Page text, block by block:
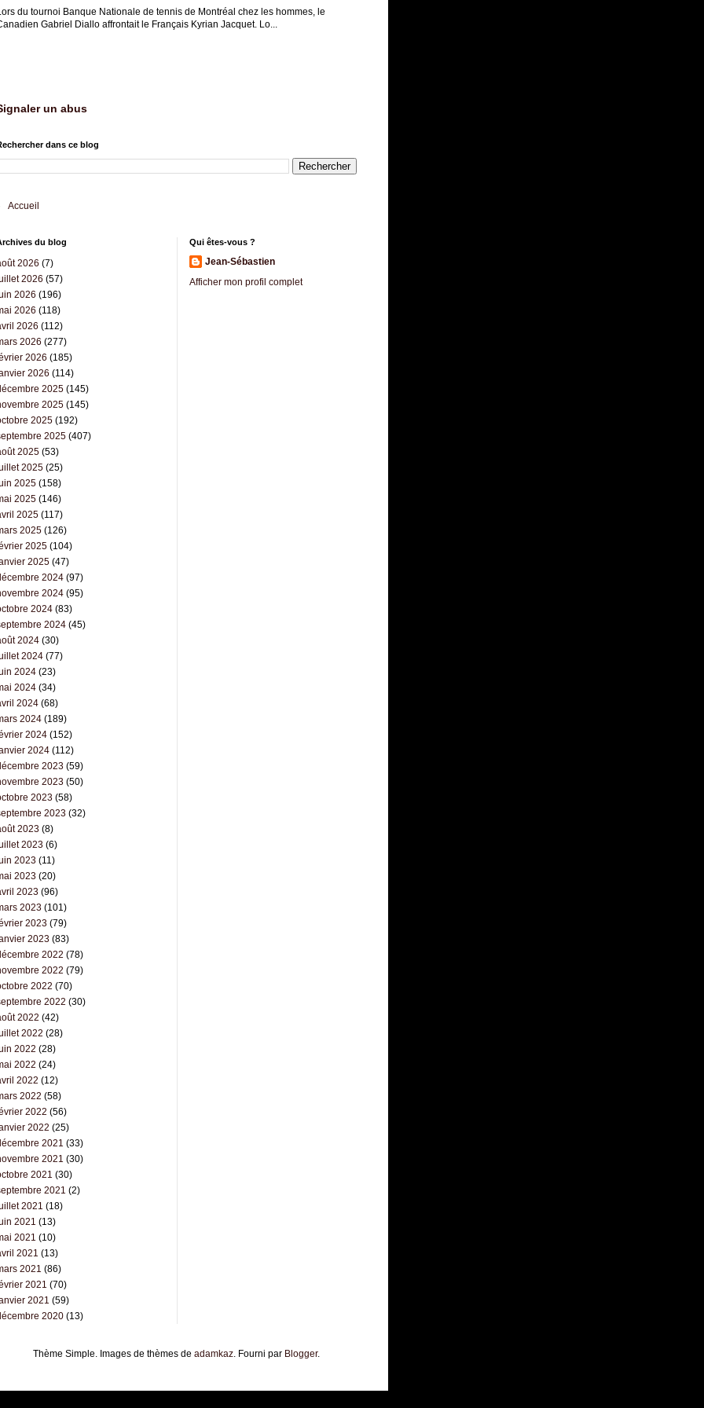
du tournoi Banque Nationale de tennis de Montréal chez les hommes, le
Gabriel Diallo affrontait le Français Kyrian Jacquet. Lo...
un abus
dans ce blog
Accueil
du blog
2026 (7)
2026 (57)
2026 (196)
2026 (118)
2026 (112)
2026 (277)
2026 (185)
2026 (114)
2025(145)
2025(145)
2025(192)
2025(407)
2025(53)
2025(25)
2025(158)
2025(146)
2025(117)
2025(126)
2025(104)
2025(47)
2024(97)
2024(95)
2024(83)
2024(45)
2024(30)
2024(77)
2024(23)
2024(34)
2024(68)
2024(189)
2024(152)
2024(112)
2023(59)
2023(50)
2023(58)
2023(32)
2023(8)
2023(6)
2023(11)
2023(20)
2023(96)
2023(101)
2023(79)
2023(83)
2022 (78)
2022 (79)
2022 (70)
2022 (30)
2022 (42)
2022 (28)
2022 (28)
2022 (24)
2022 (12)
2022 (58)
2022 (56)
2022 (25)
2021 (33)
2021 (30)
2021 (30)
2021 (2)
2021 (18)
2021 (13)
2021 (10)
2021 (13)
2021 (86)
2021 (70)
2021 (59)
2020(13)
Qui êtes-vous ?
Jean-Sébastien
Afficher mon profil complet
Thème Simple. Images de thèmes de adamkaz. Fourni par Blogger.